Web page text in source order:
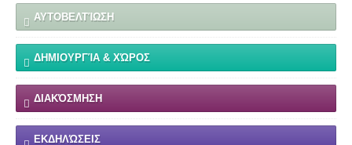
ΑΥΤΟΒΕΛΤΊΩΣΗ
ΔΗΜΙΟΥΡΓΊΑ & ΧΏΡΟΣ
ΔΙΑΚΌΣΜΗΣΗ
ΕΚΔΗΛΏΣΕΙΣ